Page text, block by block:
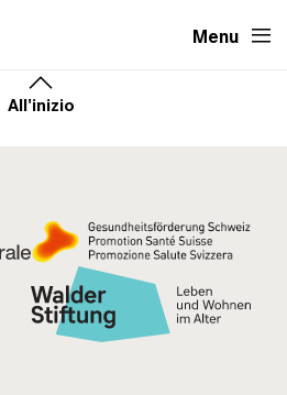
Menu
All'inizio